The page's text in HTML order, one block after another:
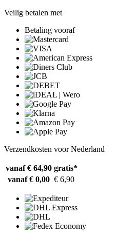
Veilig betalen met
Betaling vooraf
Verzendkosten voor Nederland
vanaf € 64,90 gratis*
vanaf € 0,00 € 6,90